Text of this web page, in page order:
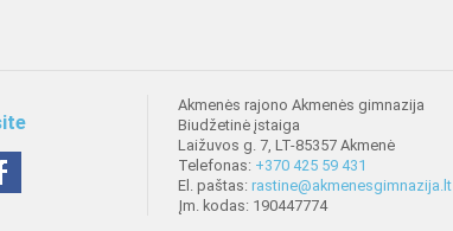
Akmenės rajono Akmenės gimnazija
Biudžetinė įstaiga
Laižuvos g. 7, LT-85357 Akmenė
Telefonas: +370 425 59 431
El. paštas: rastine@akmenesgimnazija.lt
Įm. kodas: 190447774